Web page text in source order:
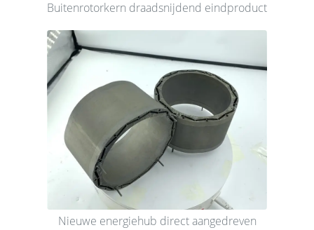
Buitenrotorkern draadsnijdend eindproduct
Nieuwe energiehub direct aangedreven